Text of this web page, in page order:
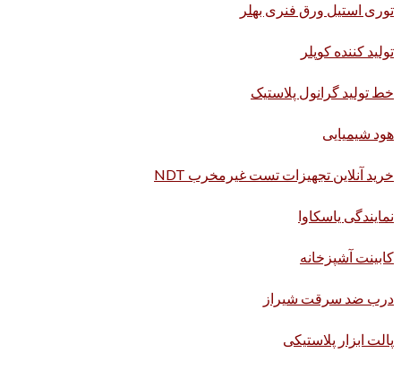
توری استیل ورق فنری بهلر
تولید کننده کوپلر
خط تولید گرانول پلاستیک
هود شیمیایی
خرید آنلاین تجهیزات تست غیرمخرب NDT
نمایندگی یاسکاوا
کابینت آشپزخانه
درب ضد سرقت شیراز
پالت ابزار پلاستیکی